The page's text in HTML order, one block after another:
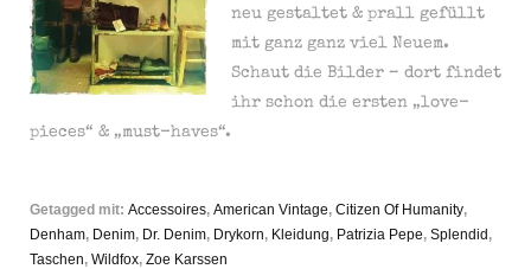
neu gestaltet & prall gefüllt
mit ganz ganz viel Neuem.
Schaut die Bilder – dort findet
ihr schon die ersten „love-
pieces“ & „must-haves“.
Getagged mit: Accessoires, American Vintage, Citizen Of Humanity,
Denham, Denim, Dr. Denim, Drykorn, Kleidung, Patrizia Pepe, Splendid ,
Taschen, Wildfox, Zoe Karssen